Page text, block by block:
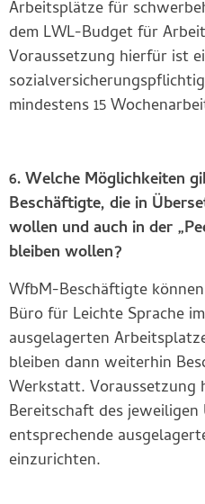
Arbeitsplätze für
dem LWL-Budget für
Voraussetzung hierfür ist
mindestens 15
6. Welche Möglichkeiten
Beschäftigte, die in
wollen und auch in der
bleiben wollen?
WfbM-Beschäftigte
Büro für Leichte Sprache
ausgelagerten
bleiben dann weiterhin
Werkstatt. Voraussetzung
Bereitschaft des jeweiligen
entsprechende
einzurichten.